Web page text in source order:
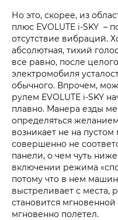
Но это, скорее, из
плюс EVOLUTE i‑SKY –
отсутствие вибраций.
абсолютная, тихий
все равно, после
электромобиля
обычного. Впрочем,
рулем EVOLUTE i‑SKY
плавно. Манера езды
определяться
возникает не на
совершенно не
панели, о чем чуть
включении режима
потому что в нем
выстреливает с места,
становится
мгновенно полетел.